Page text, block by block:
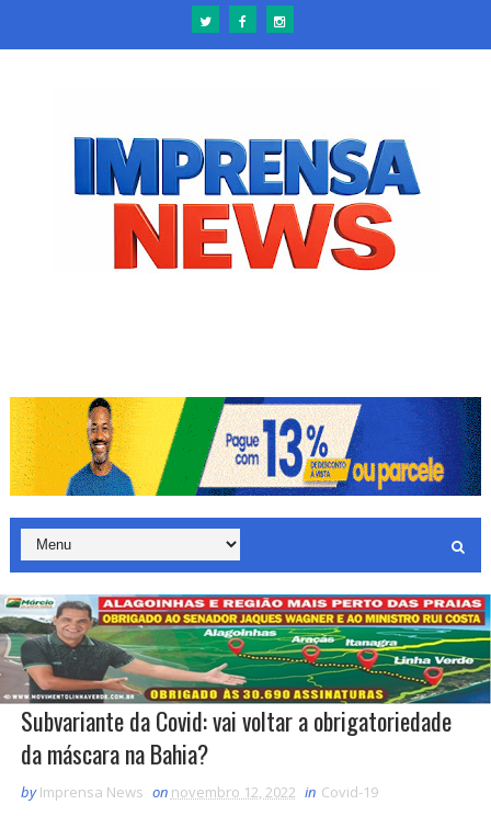
Subvariante da Covid: vai voltar a obrigatoriedade
da máscara na Bahia?
by Imprensa News on novembro 12, 2022 in Covid-19